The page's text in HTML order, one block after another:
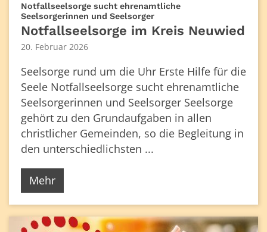
Notfallseelsorge sucht ehrenamtliche
Seelsorgerinnen und Seelsorger:
Notfallseelsorge im Kreis Neuwied
20. Februar 2026
Seelsorge rund um die Uhr Erste Hilfe für die
Seele Notfallseelsorge sucht ehrenamtliche
Seelsorgerinnen und Seelsorger Seelsorge
gehört zu den Grundaufgaben in allen
christlicher Gemeinden, so die Begleitung in
den unterschiedlichsten ...
Mehr